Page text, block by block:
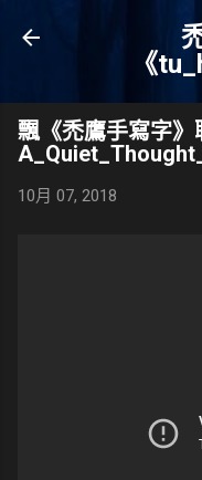
《
飄《禿鷹手寫字》
10月 07, 2018